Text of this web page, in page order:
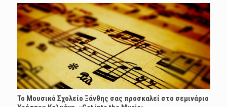
Το Μουσικό Σχολείο Ξάνθης σας προσκαλεί στο σεμινάριο